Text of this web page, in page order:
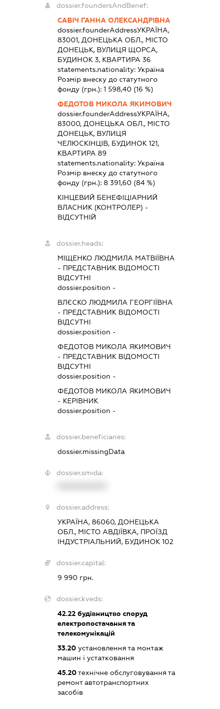
dossier.foundersAndBenef:
САВІЧ ГАННА ОЛЕКСАНДРІВНА
dossier.founderAddressУКРАЇНА,
83001, ДОНЕЦЬКА ОБЛ., МІСТО
ДОНЕЦЬК, ВУЛИЦЯ ЩОРСА,
БУДИНОК 3, КВАРТИРА 36
statements.nationality:Україна
Розмір внеску до статутного
фонду (грн.):1 598,40 (16 %)
ФЕДОТОВ МИКОЛА ЯКИМОВИЧ
dossier.founderAddressУКРАЇНА,
83000, ДОНЕЦЬКА ОБЛ., МІСТО
ДОНЕЦЬК, ВУЛИЦЯ
ЧЕЛЮСКІНЦІВ, БУДИНОК 121,
КВАРТИРА 89
statements.nationality:Україна
Розмір внеску до статутного
фонду (грн.):8 391,60 (84 %)
КІНЦЕВИЙ БЕНЕФІЦІАРНИЙ
ВЛАСНИК (КОНТРОЛЕР) -
ВІДСУТНІЙ
dossier.heads:
МІЩЕНКО ЛЮДМИЛА МАТВІЇВНА
- ПРЕДСТАВНИК ВІДОМОСТІ
ВІДСУТНІ
dossier.position -
ВЛЄСКО ЛЮДМИЛА ГЕОРГІЇВНА
- ПРЕДСТАВНИК ВІДОМОСТІ
ВІДСУТНІ
dossier.position -
ФЕДОТОВ МИКОЛА ЯКИМОВИЧ
- ПРЕДСТАВНИК ВІДОМОСТІ
ВІДСУТНІ
dossier.position -
ФЕДОТОВ МИКОЛА ЯКИМОВИЧ
- КЕРІВНИК
dossier.position -
dossier.beneficiaries:
dossier.missingData
dossier.smida:
dossier.address:
УКРАЇНА, 86060, ДОНЕЦЬКА
ОБЛ., МІСТО АВДІЇВКА, ПРОЇЗД
ІНДУСТРІАЛЬНИЙ, БУДИНОК 102
dossier.capital:
9 990 грн.
dossier.kveds:
42.22 будівництво споруд
електропостачання та
телекомунікацій
33.20 установлення та монтаж
машин і устатковання
45.20технічне обслуговування та
ремонт автотранспортних
засобів